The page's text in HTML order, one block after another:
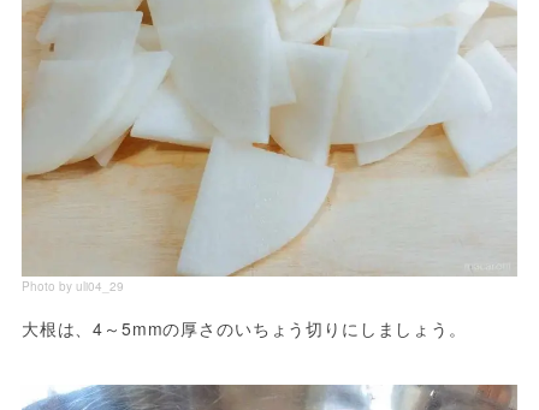
Photo by uli04_29
大根は、4～5mmの厚さのいちょう切りにしましょう。